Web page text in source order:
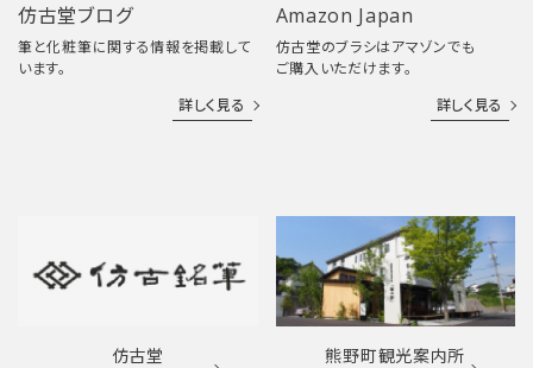
仿古堂ブログ
筆と化粧筆に関する情報を掲載して
います。
詳しく見る
Amazon Japan
仿古堂のブラシはアマゾンでも
ご購入いただけます。
詳しく見る
仿古堂
熊野町観光案内所